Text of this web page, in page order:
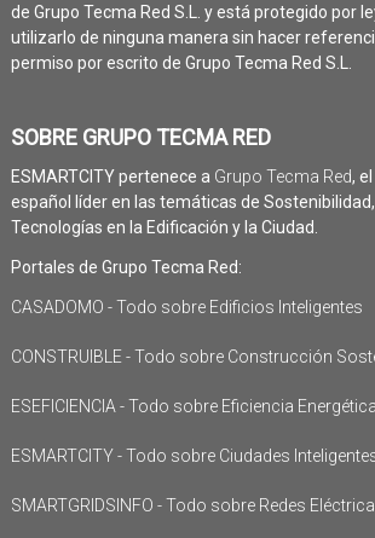
de Grupo Tecma Red S.L. y está protegido por
utilizarlo de ninguna manera sin hacer
permiso por escrito de Grupo Tecma Red S.L.
SOBRE GRUPO TECMA RED
ESMARTCITY pertenece a Grupo Tecma Red,
español líder en las temáticas de
Tecnologías en la Edificación y la Ciudad.
Portales de Grupo Tecma Red:
CASADOMO - Todo sobre Edificios Inteligentes
CONSTRUIBLE - Todo sobre Construcción
ESEFICIENCIA - Todo sobre Eficiencia Energética
ESMARTCITY - Todo sobre Ciudades
SMARTGRIDSINFO - Todo sobre Redes